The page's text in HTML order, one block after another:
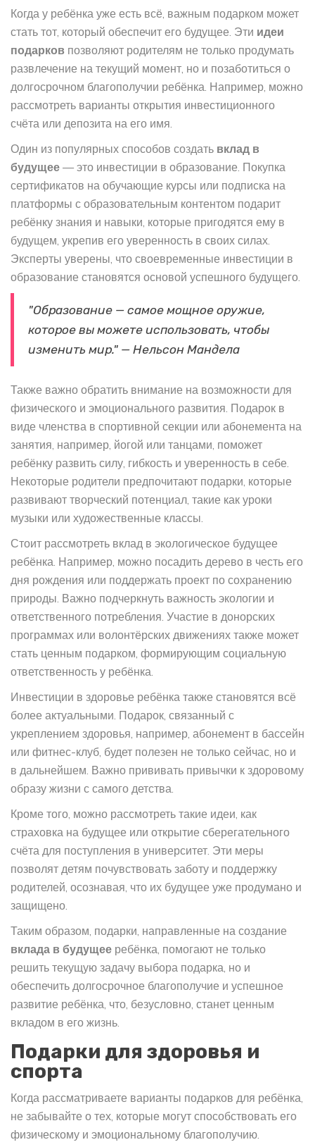
Когда у ребёнка уже есть всё, важным подарком может
стать тот, который обеспечит его будущее. Эти идеи
подарков позволяют родителям не только продумать
развлечение на текущий момент, но и позаботиться о
долгосрочном благополучии ребёнка. Например, можно
рассмотреть варианты открытия инвестиционного
счёта или депозита на его имя.
Один из популярных способов создать вклад в
будущее — это инвестиции в образование. Покупка
сертификатов на обучающие курсы или подписка на
платформы с образовательным контентом подарит
ребёнку знания и навыки, которые пригодятся ему в
будущем, укрепив его уверенность в своих силах.
Эксперты уверены, что своевременные инвестиции в
образование становятся основой успешного будущего.
"Образование — самое мощное оружие,
которое вы можете использовать, чтобы
изменить мир." — Нельсон Мандела
Также важно обратить внимание на возможности для
физического и эмоционального развития. Подарок в
виде членства в спортивной секции или абонемента на
занятия, например, йогой или танцами, поможет
ребёнку развить силу, гибкость и уверенность в себе.
Некоторые родители предпочитают подарки, которые
развивают творческий потенциал, такие как уроки
музыки или художественные классы.
Стоит рассмотреть вклад в экологическое будущее
ребёнка. Например, можно посадить дерево в честь его
дня рождения или поддержать проект по сохранению
природы. Важно подчеркнуть важность экологии и
ответственного потребления. Участие в донорских
программах или волонтёрских движениях также может
стать ценным подарком, формирующим социальную
ответственность у ребёнка.
Инвестиции в здоровье ребёнка также становятся всё
более актуальными. Подарок, связанный с
укреплением здоровья, например, абонемент в бассейн
или фитнес-клуб, будет полезен не только сейчас, но и
в дальнейшем. Важно прививать привычки к здоровому
образу жизни с самого детства.
Кроме того, можно рассмотреть такие идеи, как
страховка на будущее или открытие сберегательного
счёта для поступления в университет. Эти меры
позволят детям почувствовать заботу и поддержку
родителей, осознавая, что их будущее уже продумано и
защищено.
Таким образом, подарки, направленные на создание
вклада в будущее ребёнка, помогают не только
решить текущую задачу выбора подарка, но и
обеспечить долгосрочное благополучие и успешное
развитие ребёнка, что, безусловно, станет ценным
вкладом в его жизнь.
Подарки для здоровья и
спорта
Когда рассматриваете варианты подарков для ребёнка,
не забывайте о тех, которые могут способствовать его
физическому и эмоциональному благополучию.